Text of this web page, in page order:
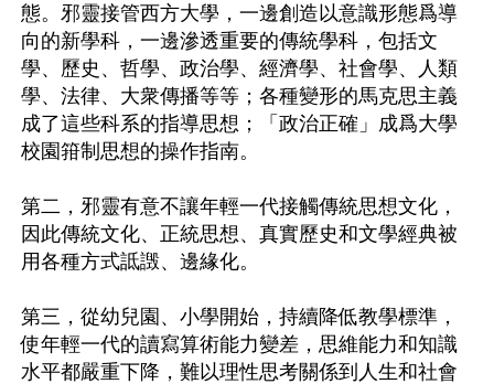
態。邪靈接管西方大學，一邊創造以意識形態爲導
向的新學科，一邊滲透重要的傳統學科，包括文
學、歷史、哲學、政治學、經濟學、社會學、人類
學、法律、大衆傳播等等；各種變形的馬克思主義
成了這些科系的指導思想；「政治正確」成爲大學
校園箝制思想的操作指南。
第二，邪靈有意不讓年輕一代接觸傳統思想文化，
因此傳統文化、正統思想、真實歷史和文學經典被
用各種方式詆譭、邊緣化。
第三，從幼兒園、小學開始，持續降低教學標準，
使年輕一代的讀寫算術能力變差，思維能力和知識
水平都嚴重下降，難以理性思考關係到人生和社會